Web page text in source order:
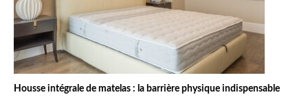
Housse intégrale de matelas : la barrière physique indispensable